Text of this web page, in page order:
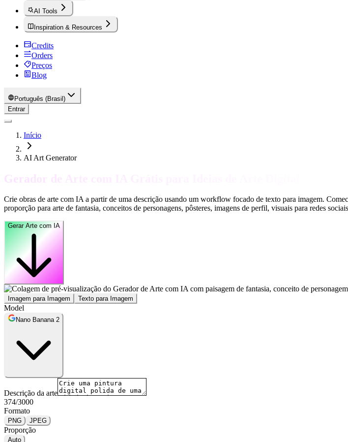
AI Tools
Inspiration & Resources
Credits
Orders
Preços
Blog
Português (Brasil)
Entrar
Início
AI Art Generator
Gerador de Arte com IA Grátis para Ideias de Arte Digital
Crie obras de arte com IA a partir de uma descrição usando um workflow focado de texto para imagem.
proporção para arte de fantasia, conceitos de personagens, pôsteres, imagens de perfil, visuais para redes
Gerar Arte com IA
Imagem para Imagem Texto para Imagem
Model
Nano Banana 2
Descrição da arte
374/3000
Formato
PNG JPEG
Proporção
Auto